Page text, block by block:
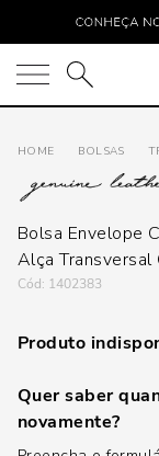
O que você está
BOLSAS
Bolsa Envelope
Alça Transversal
: 1402383
Produto
Quer saber
novamente?